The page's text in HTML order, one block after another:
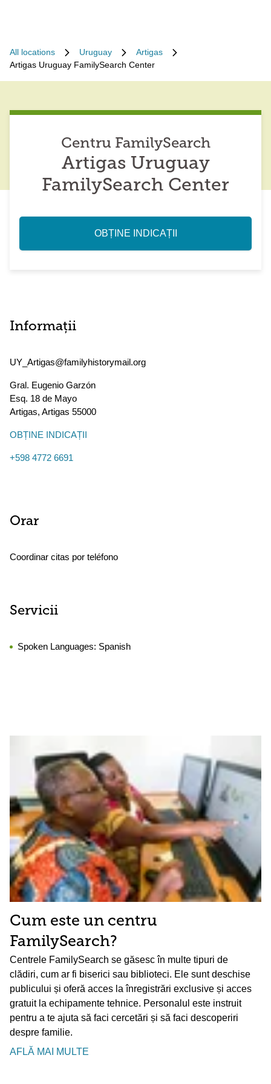
All locations Uruguay
Artigas
Artigas Uruguay FamilySearch Center
Centru FamilySearch
Artigas Uruguay
FamilySearch Center
OBȚINE INDICAȚII
Informații
UY_Artigas@familyhistorymail.org
Gral. Eugenio Garzón
Esq. 18 de Mayo
Artigas, Artigas 55000
OBȚINE INDICAȚII
+598 4772 6691
Orar
Coordinar citas por teléfono
Servicii
Spoken Languages: Spanish
Cum este un centru
FamilySearch?
Centrele FamilySearch se găsesc în multe tipuri de
clădiri, cum ar fi biserici sau biblioteci. Ele sunt deschise
publicului și oferă acces la înregistrări exclusive și acces
gratuit la echipamente tehnice. Personalul este instruit
pentru a te ajuta să faci cercetări și să faci descoperiri
despre familie.
AFLĂ MAI MULTE